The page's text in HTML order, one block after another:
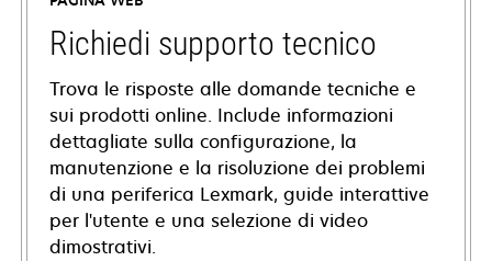
Richiedi supporto tecnico
Trova le risposte alle domande tecniche e
sui prodotti online. Include informazioni
dettagliate sulla configurazione, la
manutenzione e la risoluzione dei problemi
di una periferica Lexmark, guide interattive
per l'utente e una selezione di video
dimostrativi.